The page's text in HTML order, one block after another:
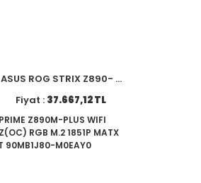
ASUS ROG STRIX Z890- ...
Fiyat : 37.667,12 TL